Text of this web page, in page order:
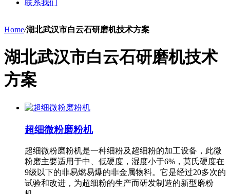
联系我们
Home/湖北武汉市白云石研磨机技术方案
湖北武汉市白云石研磨机技术
方案
超细微粉磨粉机
超细微粉磨粉机是一种细粉及超细粉的加工设备，此微
粉磨主要适用于中、低硬度，湿度小于6%，莫氏硬度在
9级以下的非易燃易爆的非金属物料。它是经过20多次的
试验和改进，为超细粉的生产而研发制造的新型磨粉